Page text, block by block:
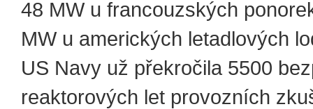
48 MW u francouzských
MW u amerických letadlových
US Navy už překročila 5500
reaktorových let provozních